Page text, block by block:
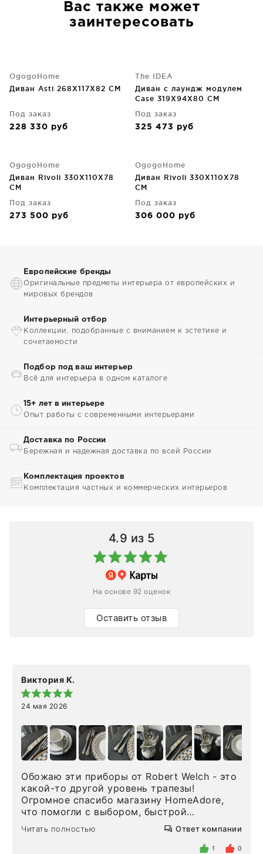
Вас также может
заинтересовать
OgogoHome
Диван Asti 268X117X82 CM
Под заказ
228 330 руб
The IDEA
Диван с лаундж модулем
Case 319X94X80 CM
Под заказ
325 473 руб
OgogoHome
Диван Rivoli 330X110X78
CM
Под заказ
273 500 руб
OgogoHome
Диван Rivoli 330X110X78
CM
Под заказ
306 000 руб
Европейские бренды
Оригинальные предметы интерьера от европейских и
мировых брендов
Интерьерный отбор
Коллекции, подобранные с вниманием к эстетике и
сочетаемости
Подбор под ваш интерьер
Всё для интерьера в одном каталоге
15+ лет в интерьере
Опыт работы с современными интерьерами
Доставка по России
Бережная и надежная доставка по всей России
Комплектация проектов
Комплектация частных и коммерческих интерьеров
4.9 из 5
На основе 92 оценок
Оставить отзыв
Виктория К.
24 мая 2026
Обожаю эти приборы от Robert Welch - это
какой-то другой уровень трапезы!
Огромное спасибо магазину HomeAdore,
что помогли с выбором, быстрой
доставкой и высоким сервисом. Один раз
была здесь лично, забирала чайные ложки,
внутри очень много антикварной посуды,
Читать полностью Ответ компании
1 0